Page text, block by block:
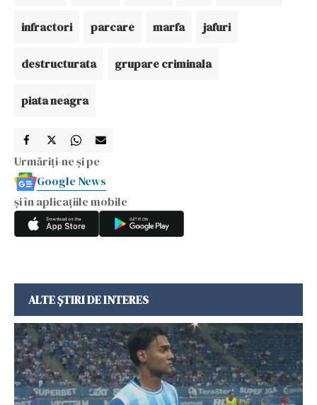
infractori parcare marfa jafuri
destructurata grupare criminala
piata neagra
Urmăriți-ne și pe
Google News
și în aplicațiile mobile
ALTE ȘTIRI DE INTERES